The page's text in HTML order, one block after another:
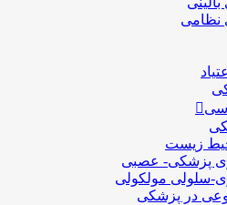
نظامی
زیست
پزشکی- عصبی
سلولی مولکولی
در پزشکی